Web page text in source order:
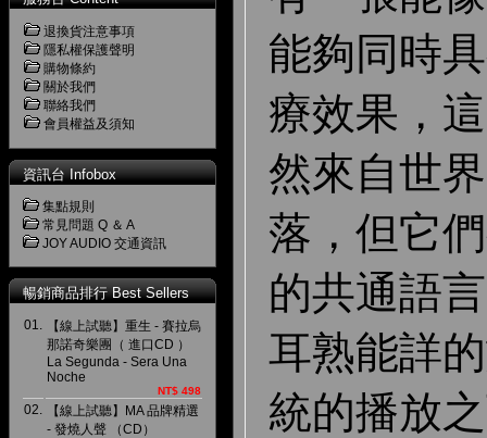
退換貨注意事項
隱私權保護聲明
購物條約
關於我們
聯絡我們
會員權益及須知
資訊台 Infobox
集點規則
常見問題 Q ＆ A
JOY AUDIO 交通資訊
暢銷商品排行 Best Sellers
01.
【線上試聽】重生 - 賽拉烏
那諾奇樂團（ 進口CD ）
La Segunda - Sera Una
Noche
NT$ 498
02.
【線上試聽】MA 品牌精選
- 發燒人聲 （CD）
能夠同時
療效果，
然來自世
落，但它
的共通語
耳熟能詳
統的播放